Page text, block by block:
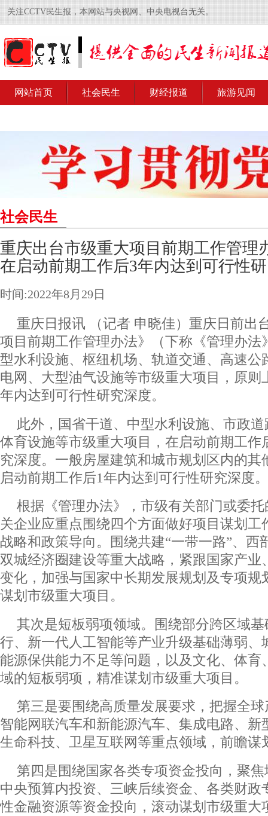
关注CCTV民生报，本网站与央视网、中央电视台无关。
网站首页 社会民生 财经报道 旅游见闻
社会民生
重庆出台市级重大项目前期工作管理
在启动前期工作后3年内达到可行性
时间:2022年8月29日
重庆日报讯 （记者 申晓佳）重庆日前出
项目前期工作管理办法》（下称《管理办法
型水利设施、枢纽机场、轨道交通、高速公
电网、大型油气设施等市级重大项目，原则
年内达到可行性研究深度。
此外，国省干道、中型水利设施、市政
体育设施等市级重大项目，在启动前期工作
究深度。一般房屋建筑和城市规划区内的其
启动前期工作后1年内达到可行性研究深度。
根据《管理办法》，市级有关部门或委
关企业应重点围绕四个方面做好项目谋划工
战略和政策导向。围绕共建“一带一路”、西
双城经济圈建设等重大战略，紧跟国家产业
变化，加强与国家中长期发展规划及专项规
谋划市级重大项目。
其次是短板弱项领域。围绕部分跨区域
行、新一代人工智能等产业升级基础薄弱、
能源保供能力不足等问题，以及文化、体育
域的短板弱项，精准谋划市级重大项目。
第三是要围绕高质量发展要求，把握全
智能网联汽车和新能源汽车、集成电路、新
生命科技、卫星互联网等重点领域，前瞻谋
第四是围绕国家各类专项资金投向，聚
中央预算内投资、三峡后续资金、各类财政
性金融资源等资金投向，滚动谋划市级重大